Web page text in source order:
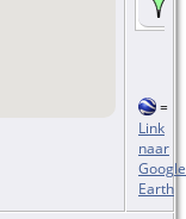
=
Link
naar
Google
Earth